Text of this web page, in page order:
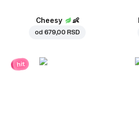
Cheesy 👶
od 679,00 RSD
hit